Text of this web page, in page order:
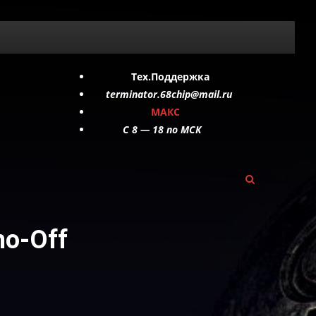
Тех.Поддержка
terminator.68chip@mail.ru
МАКС
C 8 — 18 по МСК
Off